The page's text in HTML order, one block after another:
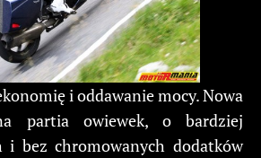
i oddawanie mocy. Nowa
partia owiewek, o bardziej
i bez chromowanych dodatków